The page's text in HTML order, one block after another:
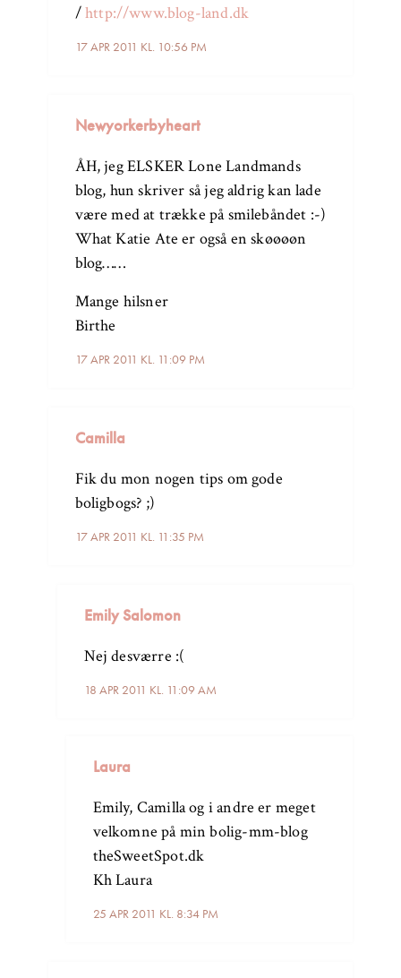
17 APR 2011 KL. 10:56 PM
/http://www.blog-land.dk
Newyorkerbyheart
17 APR 2011 KL. 11:09 PM
ÅH, jeg ELSKER Lone Landmands
blog, hun skriver så jeg aldrig kan lade
være med at trække på smilebåndet :-)
What Katie Ate er også en skøøøøn
blog……
Mange hilsner
Birthe
Camilla
17 APR 2011 KL. 11:35 PM
Fik du mon nogen tips om gode
boligbogs? ;)
Emily Salomon
18 APR 2011 KL. 11:09 AM
Nej desværre :(
Laura
25 APR 2011 KL. 8:34 PM
Emily, Camilla og i andre er meget
velkomne på min bolig-mm-blog
theSweetSpot.dk
Kh Laura